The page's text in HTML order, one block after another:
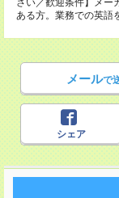
さい／歓迎条件】メー
ある方。業務での英語
メールで
シェア